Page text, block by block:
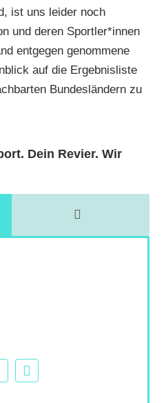
ist uns leider noch
und deren Sportler*innen
entgegen genommene
auf die Ergebnisliste
Bundesländern zu
Dein Revier. Wir